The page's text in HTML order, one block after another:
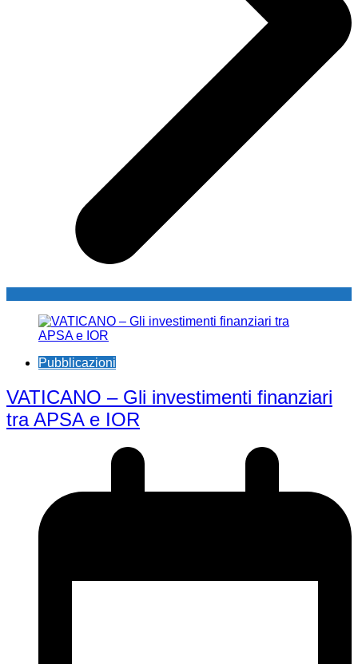
Pubblicazioni
VATICANO – Gli investimenti finanziari
tra APSA e IOR